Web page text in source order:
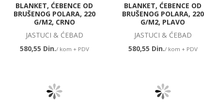
BLANKET, ĆEBENCE OD
BRUŠENOG POLARA, 220
G/M2, CRNO
JASTUCI & ĆEBAD
580,55 Din./ kom + PDV
BLANKET, ĆEBENCE OD
BRUŠENOG POLARA, 220
G/M2, PLAVO
JASTUCI & ĆEBAD
580,55 Din./ kom + PDV